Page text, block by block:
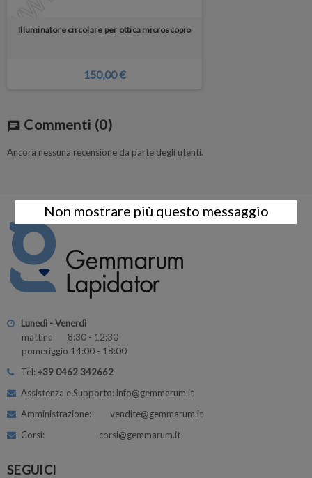
Illuminatore circolare per ottica microscopio
150,00 €
chat Commenti (0)
Ancora nessuna recensione da parte degli utenti.
Lunedì - Venerdì
mattina 8:30 - 12:30
pomeriggio 14:00 - 18:00
Tel:+39 0462 342662
Assistenza e Supporto: info@gemmarum.it
Amministrazione: vendite@gemmarum.it
Corsi: corsi@gemmarum.it
SEGUICI
Non mostrare più questo messaggio